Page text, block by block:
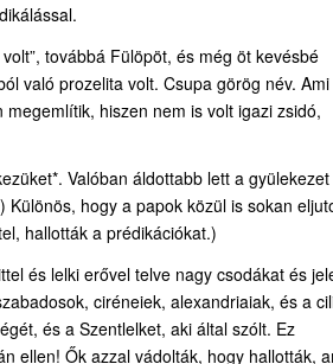
továbbá Fülöpöt, és még öt kevésbé
való prozelita volt. Csupa görög név. Ami
hiszen nem is volt igazi zsidó,
Valóban áldottabb lett a gyülekezet
hogy a papok közül is sokan
hallották a prédikációkat.)
és lelki erővel telve nagy csodákat és
ciréneiek, alexandriaiak, és a
és a Szentlelket, aki által szólt. Ez
ellen! Ők azzal vádolták, hogy hallották,